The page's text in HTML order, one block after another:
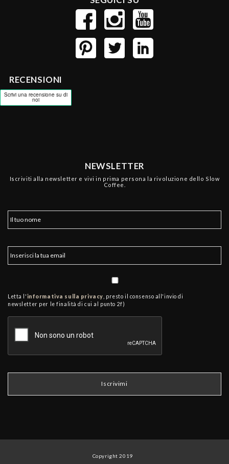
RECENSIONI
NEWSLETTER
Iscriviti alla newsletter e vivi in prima persona la rivoluzione dello Slow
Coffee.
Letta l'informativa sulla privacy , presto il consenso all'invio di
newsletter per le finalità di cui al punto 2f)
Copyright 2019